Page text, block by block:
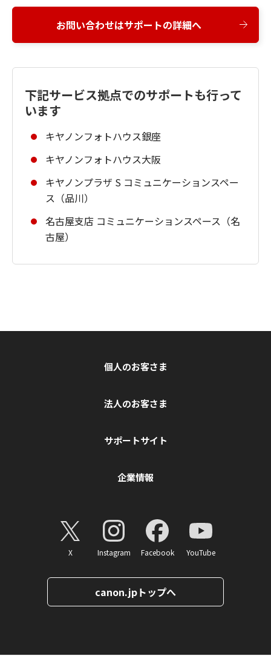
お問い合わせはサポートの詳細へ
下記サービス拠点でのサポートも行って
います
キヤノンフォトハウス銀座
キヤノンフォトハウス大阪
キヤノンプラザ S コミュニケーションスペー
ス（品川）
名古屋支店 コミュニケーションスペース（名
古屋）
個人のお客さま
法人のお客さま
サポートサイト
企業情報
X Instagram Facebook YouTube
canon.jpトップへ